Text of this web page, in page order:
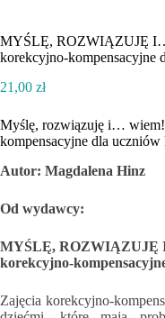
MYŚLĘ, ROZWIĄZUJĘ
korekcyjno-kompensacyjne
21,00 zł
Myślę, rozwiązuję i…
kompensacyjne dla uczniów
Autor: Magdalena Hinz
Od wydawcy:
MYŚLĘ, ROZWIĄZUJĘ
korekcyjno-
Zajęcia korekcyjno-